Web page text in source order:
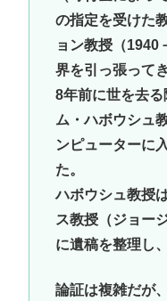
の指定を受けた
ョン教授（1940
界を引っ張って
8年前に世を去
ム・ハボウシュ
ンピューターに
た。
ハボウシュ教授
ス教授（ジョー
に遺稿を整理し
論証は複雑だが